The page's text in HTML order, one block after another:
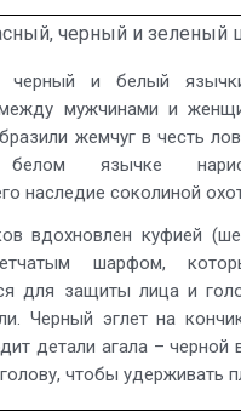
черный и зеленый
черный и белый
между мужчинами и
жемчуг в честь
язычке
наследие соколиной
вдохновлен куфией
шарфом,
для защиты лица и
Черный эглет на
детали агала – черной
чтобы удерживать